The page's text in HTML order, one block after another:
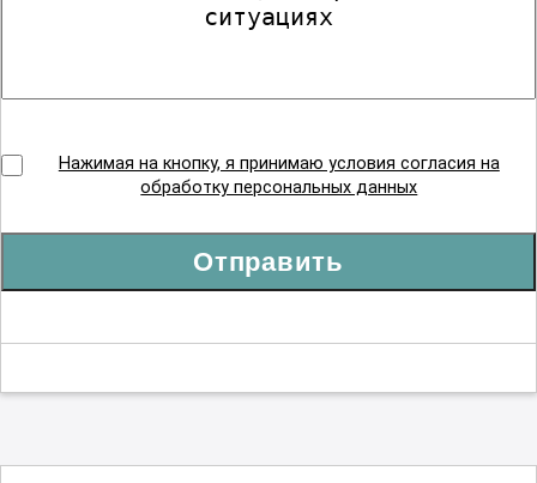
Организация сестринского дела
Нажимая на кнопку, я принимаю условия согласия на
обработку персональных данных
Отправить